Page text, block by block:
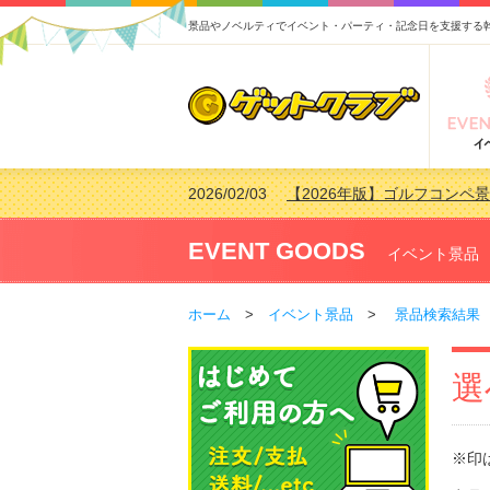
景品やノベルティでイベント・パーティ・記念日を支援する
2026/02/03【2026年版】ゴルフコンペ
2026/07/15【2026年版】ビンゴゲーム
2026/04/03【2026年版】ゴルフコンペ
2026/02/16【2026年版】結婚式の二次
EVENT GOODS イベント景品
ホーム > イベント景品 > 景品検索結果
※印